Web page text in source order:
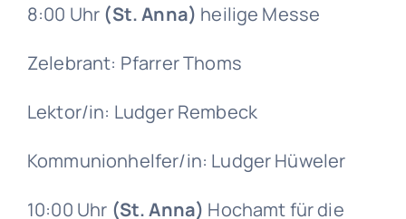
8:00 Uhr (St. Anna) heilige Messe
Zelebrant: Pfarrer Thoms
Lektor/in: Ludger Rembeck
Kommunionhelfer/in: Ludger Hüweler
10:00 Uhr (St. Anna) Hochamt für die